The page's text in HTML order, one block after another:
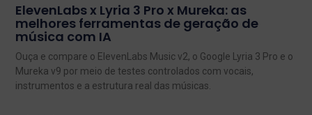
ElevenLabs x Lyria 3 Pro x Mureka: as
melhores ferramentas de geração de
música com IA
Ouça e compare o ElevenLabs Music v2, o Google Lyria 3 Pro e o
Mureka v9 por meio de testes controlados com vocais,
instrumentos e a estrutura real das músicas.